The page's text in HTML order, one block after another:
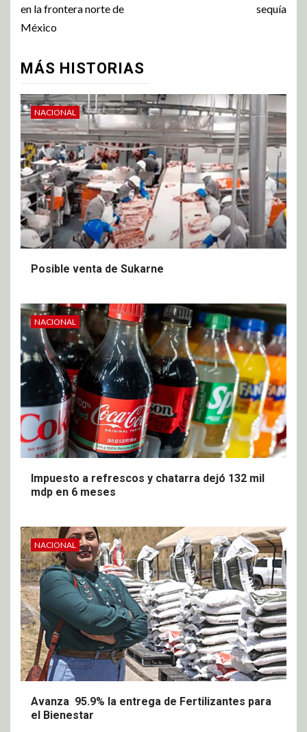
en la frontera norte de
México
sequía
MÁS HISTORIAS
NACIONAL
Posible venta de Sukarne
NACIONAL
Impuesto a refrescos y chatarra dejó 132 mil
mdp en 6 meses
NACIONAL
Avanza 95.9% la entrega de Fertilizantes para
el Bienestar